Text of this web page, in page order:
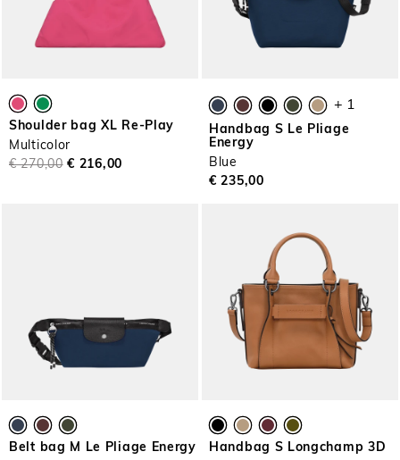
Shoulder bag XL Re-Play
Multicolor
€ 270,00 € 216,00
+ 1
Handbag S Le Pliage
Energy
Blue
€ 235,00
Belt bag M Le Pliage Energy
Handbag S Longchamp 3D